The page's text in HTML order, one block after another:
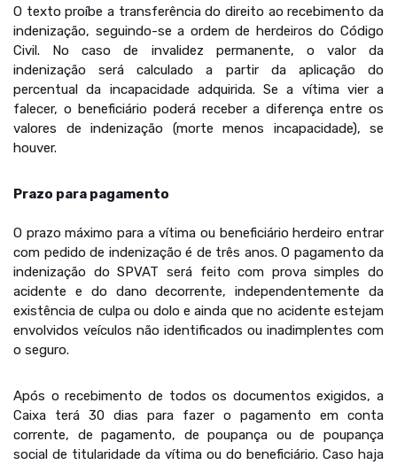
O texto proíbe a transferência do direito ao recebimento da
indenização, seguindo-se a ordem de herdeiros do Código
Civil. No caso de invalidez permanente, o valor da
indenização será calculado a partir da aplicação do
percentual da incapacidade adquirida. Se a vítima vier a
falecer, o beneficiário poderá receber a diferença entre os
valores de indenização (morte menos incapacidade), se
houver.
Prazo para pagamento
O prazo máximo para a vítima ou beneficiário herdeiro entrar
com pedido de indenização é de três anos. O pagamento da
indenização do SPVAT será feito com prova simples do
acidente e do dano decorrente, independentemente da
existência de culpa ou dolo e ainda que no acidente estejam
envolvidos veículos não identificados ou inadimplentes com
o seguro.
Após o recebimento de todos os documentos exigidos, a
Caixa terá 30 dias para fazer o pagamento em conta
corrente, de pagamento, de poupança ou de poupança
social de titularidade da vítima ou do beneficiário. Caso haja